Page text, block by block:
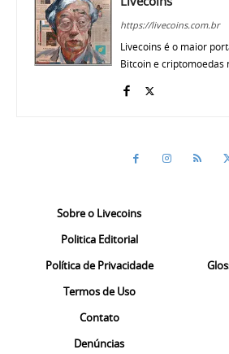
https://livecoins.com.br
Livecoins é o maior
Bitcoin e criptomoedas
Sobre o Livecoins
Politica Editorial
Política de Privacidade
Termos de Uso
Contato
Denúncias